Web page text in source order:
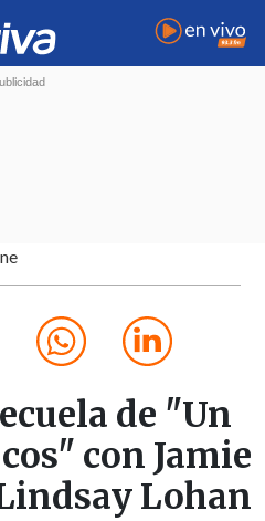
de "Un
con Jamie
Lohan